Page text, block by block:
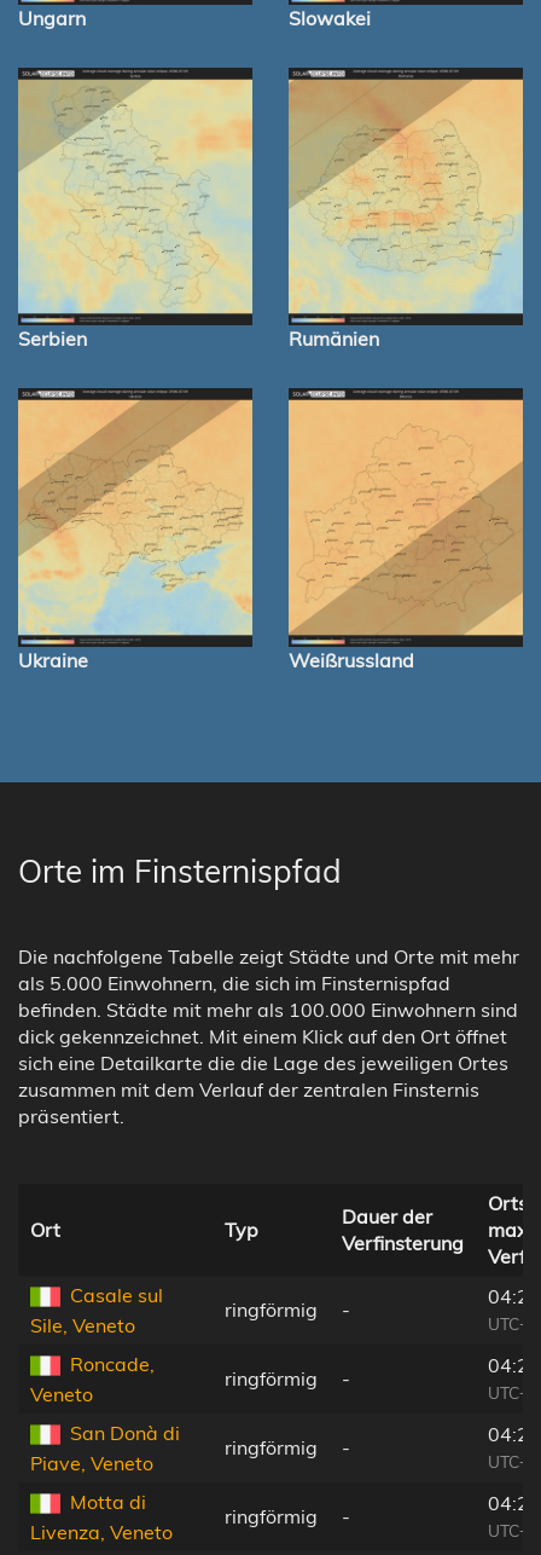
Ungarn Slowakei
Serbien Rumänien
Ukraine Weißrussland
Orte im Finsternispfad
Die nachfolgene Tabelle zeigt Städte und Orte mit mehr
als 5.000 Einwohnern, die sich im Finsternispfad
befinden. Städte mit mehr als 100.000 Einwohnern sind
dick gekennzeichnet. Mit einem Klick auf den Ort öffnet
sich eine Detailkarte die die Lage des jeweiligen Ortes
zusammen mit dem Verlauf der zentralen Finsternis
präsentiert.
Ort Typ
Dauer der
Verfinsterung
Casale sul
Sile, Veneto
ringförmig -
Roncade,
Veneto
ringförmig -
San Donà di
Piave, Veneto
ringförmig -
Motta di
Livenza, Veneto
ringförmig -